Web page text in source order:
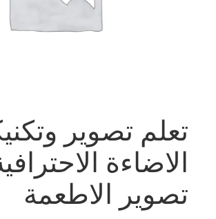
تعلم تصوير
الاضاءة
تصوير الاطعمة